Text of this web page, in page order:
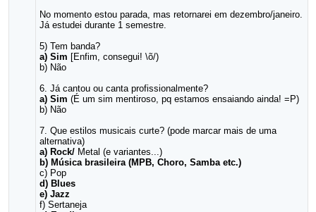
No momento estou parada, mas retornarei em dezembro/janeiro.
Já estudei durante 1 semestre.
5) Tem banda?
a) Sim [Enfim, consegui! \õ/)
b) Não
6. Já cantou ou canta profissionalmente?
a) Sim (É um sim mentiroso, pq estamos ensaiando ainda! =P)
b) Não
7. Que estilos musicais curte? (pode marcar mais de uma
alternativa)
a) Rock/Metal (e variantes...)
b) Música brasileira (MPB, Choro, Samba etc.)
c) Pop
d) Blues
e) Jazz
f) Sertaneja